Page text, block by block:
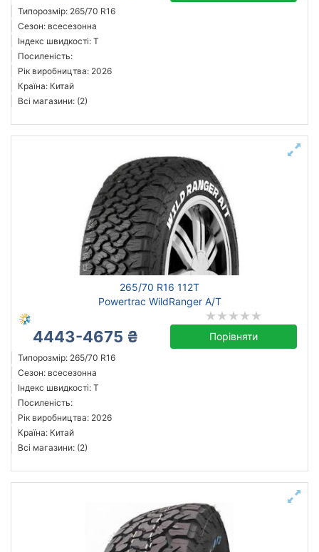
Типорозмір: 265/70 R16
Сезон: всесезонна
Індекс швидкості: T
Посиленість:
Рік виробництва: 2026
Країна: Китай
Всі магазини: (2)
265/70 R16 112T
Powertrac WildRanger A/T
4443-4675 ₴ Порівняти
Типорозмір: 265/70 R16
Сезон: всесезонна
Індекс швидкості: T
Посиленість:
Рік виробництва: 2026
Країна: Китай
Всі магазини: (2)